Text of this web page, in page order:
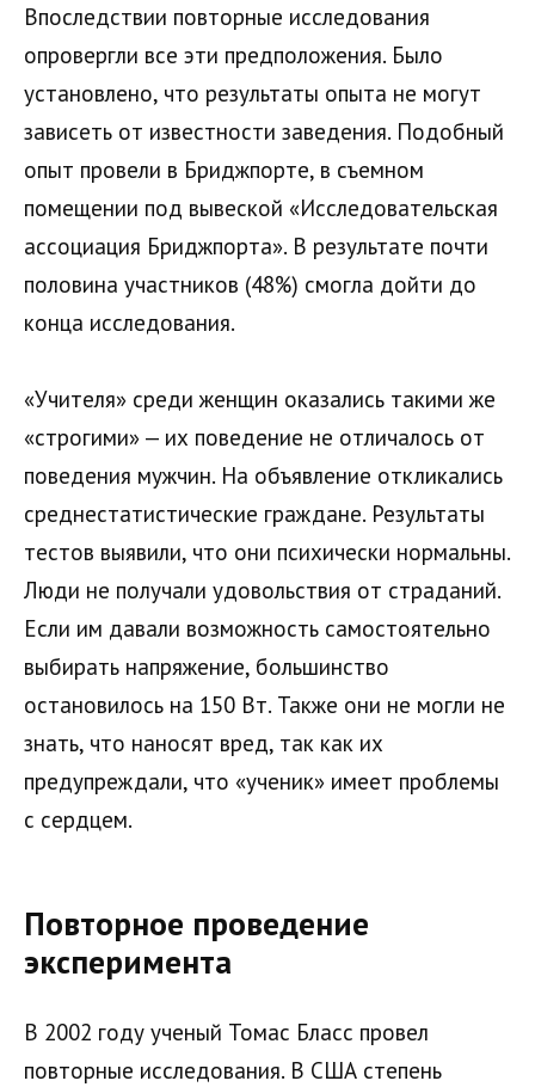
Впоследствии повторные исследования
опровергли все эти предположения. Было
установлено, что результаты опыта не могут
зависеть от известности заведения. Подобный
опыт провели в Бриджпорте, в съемном
помещении под вывеской «Исследовательская
ассоциация Бриджпорта». В результате почти
половина участников (48%) смогла дойти до
конца исследования.
«Учителя» среди женщин оказались такими же
«строгими» — их поведение не отличалось от
поведения мужчин. На объявление откликались
среднестатистические граждане. Результаты
тестов выявили, что они психически нормальны.
Люди не получали удовольствия от страданий.
Если им давали возможность самостоятельно
выбирать напряжение, большинство
остановилось на 150 Вт. Также они не могли не
знать, что наносят вред, так как их
предупреждали, что «ученик» имеет проблемы
с сердцем.
Повторное проведение
эксперимента
В 2002 году ученый Томас Бласс провел
повторные исследования. В США степень